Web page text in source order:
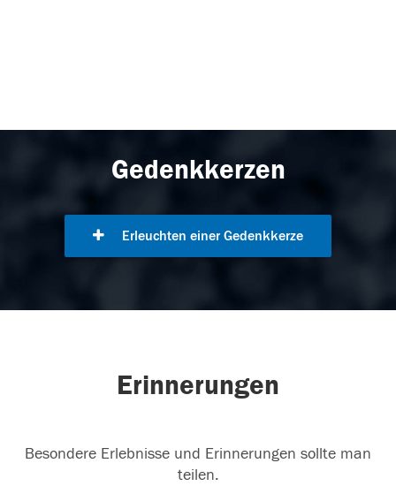
Gedenkkerzen
Erleuchten einer Gedenkkerze
Erinnerungen
Besondere Erlebnisse und Erinnerungen sollte man
teilen.